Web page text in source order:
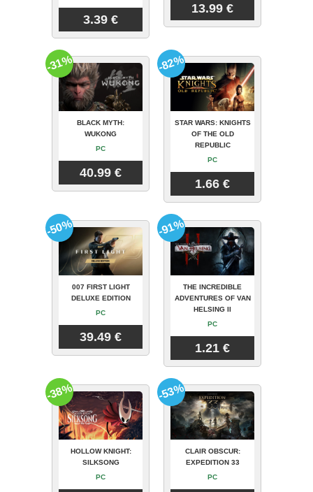
3.39 €
13.99 €
BLACK MYTH:
WUKONG
PC
40.99 €
-31%
STAR WARS: KNIGHTS
OF THE OLD
REPUBLIC
PC
1.66 €
-82%
007 FIRST LIGHT
DELUXE EDITION
PC
39.49 €
-50%
THE INCREDIBLE
ADVENTURES OF VAN
HELSING II
PC
1.21 €
-91%
HOLLOW KNIGHT:
SILKSONG
PC
-38%
CLAIR OBSCUR:
EXPEDITION 33
PC
-53%